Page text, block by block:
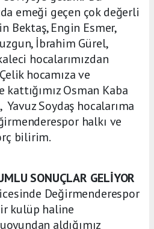
emeği geçen çok değerli
Bektaş, Engin Esmer,
İbrahim Gürel,
hocalarımızdan
hocamıza ve
Osman Kaba
Yavuz Soydaş hocalarıma
halkı ve
bilirim.
SONUÇLAR GELİYOR
Değirmenderespor
kulüp haline
aldığımız